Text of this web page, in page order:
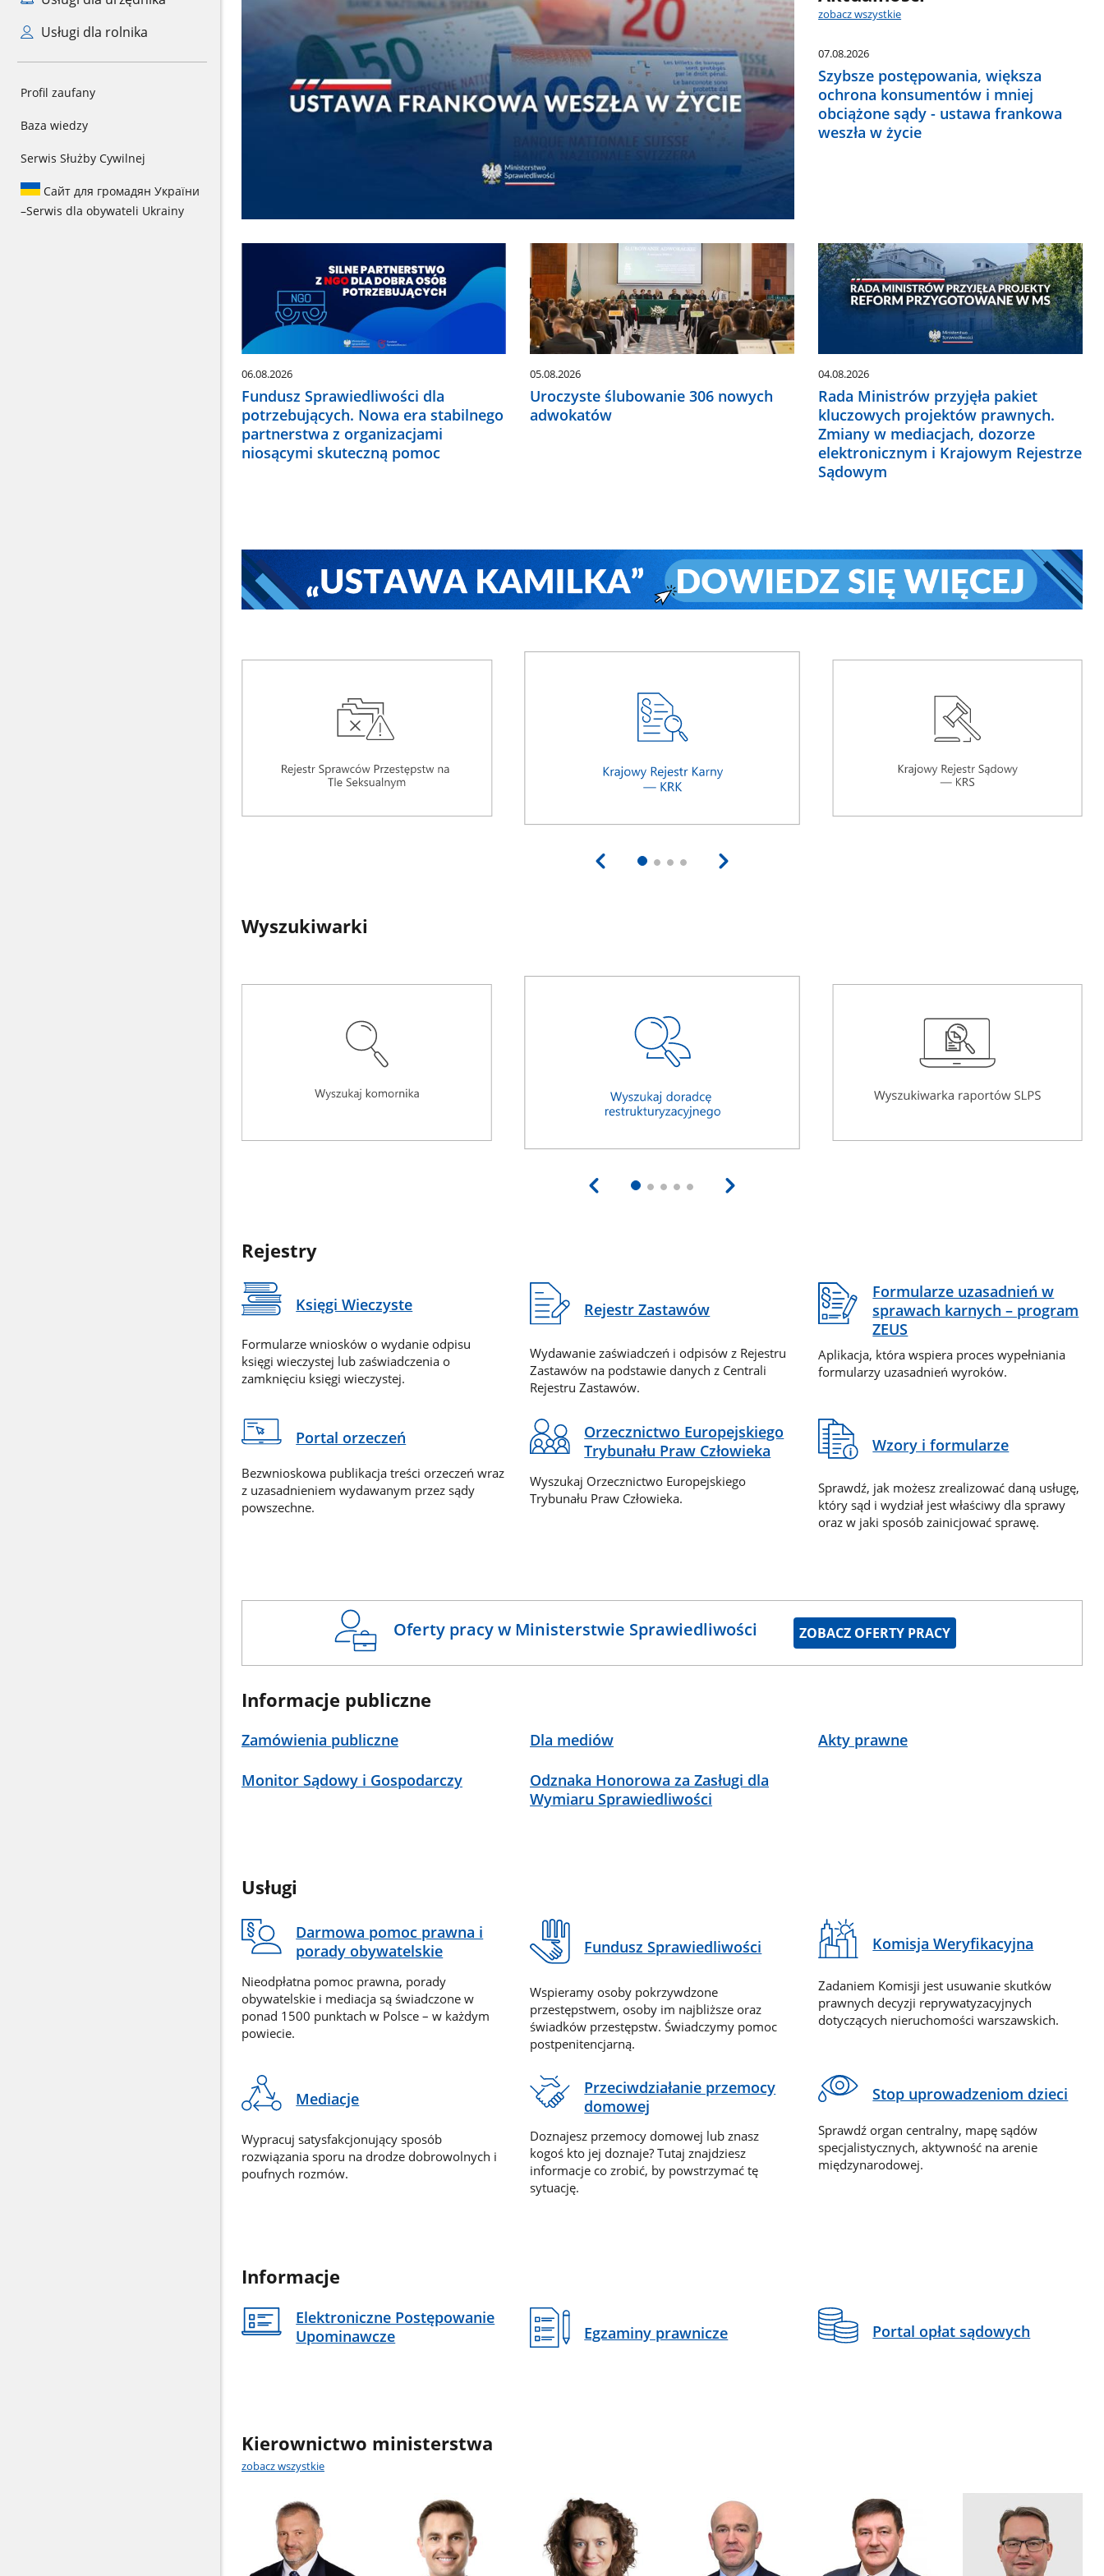
Usługi dla rolnika
Profil zaufany
Baza wiedzy
Serwis Służby Cywilnej
Сайт для громадян України
–Serwis dla obywateli Ukrainy
zobacz wszystkie
07.08.2026
Szybsze postępowania, większa
ochrona konsumentów i mniej
obciążone sądy - ustawa frankowa
weszła w życie
06.08.2026
Fundusz Sprawiedliwości dla
potrzebujących. Nowa era stabilnego
partnerstwa z organizacjami
niosącymi skuteczną pomoc
05.08.2026
Uroczyste ślubowanie 306 nowych
adwokatów
04.08.2026
Rada Ministrów przyjęła pakiet
kluczowych projektów prawnych.
Zmiany w mediacjach, dozorze
elektronicznym i Krajowym Rejestrze
Sądowym
Wyszukiwarki
Rejestry
Księgi Wieczyste
Formularze wniosków o wydanie odpisu
księgi wieczystej lub zaświadczenia o
zamknięciu księgi wieczystej.
Rejestr Zastawów
Wydawanie zaświadczeń i odpisów z Rejestru
Zastawów na podstawie danych z Centrali
Rejestru Zastawów.
Formularze uzasadnień w
sprawach karnych – program
ZEUS
Aplikacja, która wspiera proces wypełniania
formularzy uzasadnień wyroków.
Portal orzeczeń
Bezwnioskowa publikacja treści orzeczeń wraz
z uzasadnieniem wydawanym przez sądy
powszechne.
Orzecznictwo Europejskiego
Trybunału Praw Człowieka
Wyszukaj Orzecznictwo Europejskiego
Trybunału Praw Człowieka.
Wzory i formularze
Sprawdź, jak możesz zrealizować daną usługę,
który sąd i wydział jest właściwy dla sprawy
oraz w jaki sposób zainicjować sprawę.
Oferty pracy w Ministerstwie Sprawiedliwości ZOBACZ OFERTY PRACY
Informacje publiczne
Zamówienia publiczne Dla mediów Akty prawne
Monitor Sądowy i Gospodarczy
Odznaka Honorowa za Zasługi dla
Wymiaru Sprawiedliwości
Usługi
Darmowa pomoc prawna i
porady obywatelskie
Nieodpłatna pomoc prawna, porady
obywatelskie i mediacja są świadczone w
ponad 1500 punktach w Polsce – w każdym
powiecie.
Fundusz Sprawiedliwości
Wspieramy osoby pokrzywdzone
przestępstwem, osoby im najbliższe oraz
świadków przestępstw. Świadczymy pomoc
postpenitencjarną.
Komisja Weryfikacyjna
Zadaniem Komisji jest usuwanie skutków
prawnych decyzji reprywatyzacyjnych
dotyczących nieruchomości warszawskich.
Mediacje
Wypracuj satysfakcjonujący sposób
rozwiązania sporu na drodze dobrowolnych i
poufnych rozmów.
Przeciwdziałanie przemocy
domowej
Doznajesz przemocy domowej lub znasz
kogoś kto jej doznaje? Tutaj znajdziesz
informacje co zrobić, by powstrzymać tę
sytuację.
Stop uprowadzeniom dzieci
Sprawdź organ centralny, mapę sądów
specjalistycznych, aktywność na arenie
międzynarodowej.
Informacje
Elektroniczne Postępowanie
Upominawcze
Egzaminy prawnicze Portal opłat sądowych
Kierownictwo ministerstwa
zobacz wszystkie